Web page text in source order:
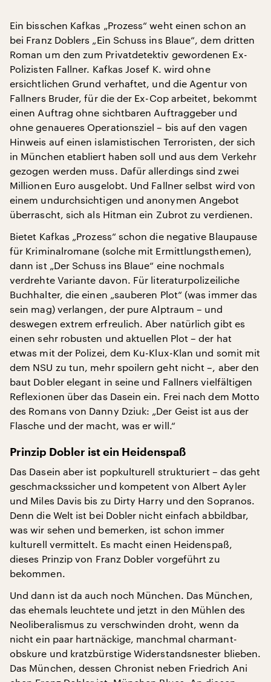
Ein bisschen Kafkas „Prozess“ weht einen schon an
bei Franz Doblers „Ein Schuss ins Blaue“, dem dritten
Roman um den zum Privatdetektiv gewordenen Ex-
Polizisten Fallner. Kafkas Josef K. wird ohne
ersichtlichen Grund verhaftet, und die Agentur von
Fallners Bruder, für die der Ex-Cop arbeitet, bekommt
einen Auftrag ohne sichtbaren Auftraggeber und
ohne genaueres Operationsziel – bis auf den vagen
Hinweis auf einen islamistischen Terroristen, der sich
in München etabliert haben soll und aus dem Verkehr
gezogen werden muss. Dafür allerdings sind zwei
Millionen Euro ausgelobt. Und Fallner selbst wird von
einem undurchsichtigen und anonymen Angebot
überrascht, sich als Hitman ein Zubrot zu verdienen.
Bietet Kafkas „Prozess“ schon die negative Blaupause
für Kriminalromane (solche mit Ermittlungsthemen),
dann ist „Der Schuss ins Blaue“ eine nochmals
verdrehte Variante davon. Für literaturpolizeiliche
Buchhalter, die einen „sauberen Plot“ (was immer das
sein mag) verlangen, der pure Alptraum – und
deswegen extrem erfreulich. Aber natürlich gibt es
einen sehr robusten und aktuellen Plot – der hat
etwas mit der Polizei, dem Ku-Klux-Klan und somit mit
dem NSU zu tun, mehr spoilern geht nicht –, aber den
baut Dobler elegant in seine und Fallners vielfältigen
Reflexionen über das Dasein ein. Frei nach dem Motto
des Romans von Danny Dziuk: „Der Geist ist aus der
Flasche und der macht, was er will.“
Prinzip Dobler ist ein Heidenspaß
Das Dasein aber ist popkulturell strukturiert – das geht
geschmackssicher und kompetent von Albert Ayler
und Miles Davis bis zu Dirty Harry und den Sopranos.
Denn die Welt ist bei Dobler nicht einfach abbildbar,
was wir sehen und bemerken, ist schon immer
kulturell vermittelt. Es macht einen Heidenspaß,
dieses Prinzip von Franz Dobler vorgeführt zu
bekommen.
Und dann ist da auch noch München. Das München,
das ehemals leuchtete und jetzt in den Mühlen des
Neoliberalismus zu verschwinden droht, wenn da
nicht ein paar hartnäckige, manchmal charmant-
obskure und kratzbürstige Widerstandsnester blieben.
Das München, dessen Chronist neben Friedrich Ani